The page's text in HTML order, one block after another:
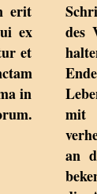
erit
ex
et
in
des
mit
an